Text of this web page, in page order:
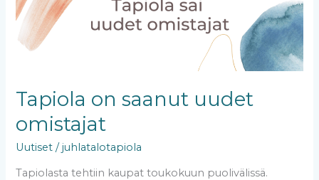
Tapiola on saanut uudet
omistajat
Uutiset /juhlatalotapiola
Tapiolasta tehtiin kaupat toukokuun puolivälissä.
uudet
omistajat